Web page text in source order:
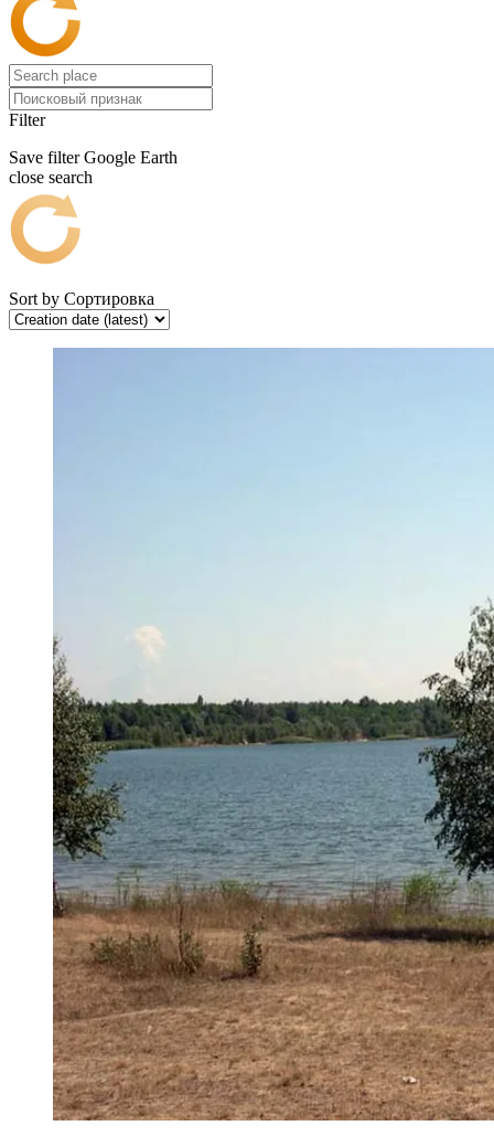
Filter
Save filter Google Earth
close search
Sort by Сортировка